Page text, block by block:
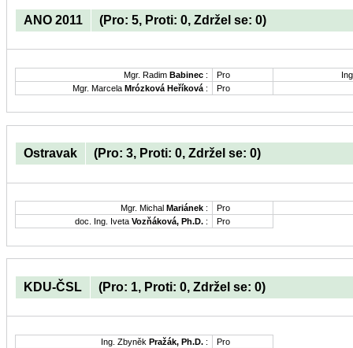
ANO 2011 (Pro: 5, Proti: 0, Zdržel se: 0)
Mgr. Radim Babinec : Pro
Mgr. Marcela Mrózková Heříková : Pro
Ostravak (Pro: 3, Proti: 0, Zdržel se: 0)
Mgr. Michal Mariánek :
Pro
doc. Ing. Iveta Vozňáková, Ph.D. : Pro
KDU-ČSL (Pro: 1, Proti: 0, Zdržel se: 0)
Ing. Zbyněk Pražák, Ph.D. : Pro